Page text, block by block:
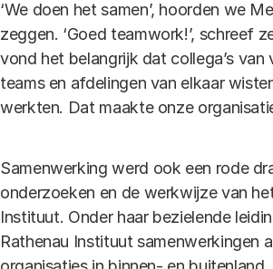
‘We doen het samen’, hoorden we
zeggen. ‘Goed teamwork!’, schreef
vond het belangrijk dat collega’s van
teams en afdelingen van elkaar
werkten. Dat maakte onze
Samenwerking werd ook een rode
onderzoeken en de werkwijze van
Instituut. Onder haar bezielende
Rathenau Instituut samenwerkingen